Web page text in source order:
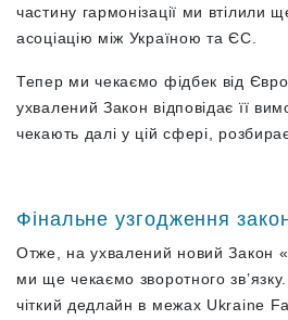
частину гармонізації ми втілили
асоціацію між Україною та ЄС.
Тепер ми чекаємо фідбек від
ухвалений Закон відповідає її
чекають далі у цій сфері,
Фінальне узгодження
Отже, на ухвалений новий Закон
ми ще чекаємо зворотного
чіткий дедлайн в межах Ukraine